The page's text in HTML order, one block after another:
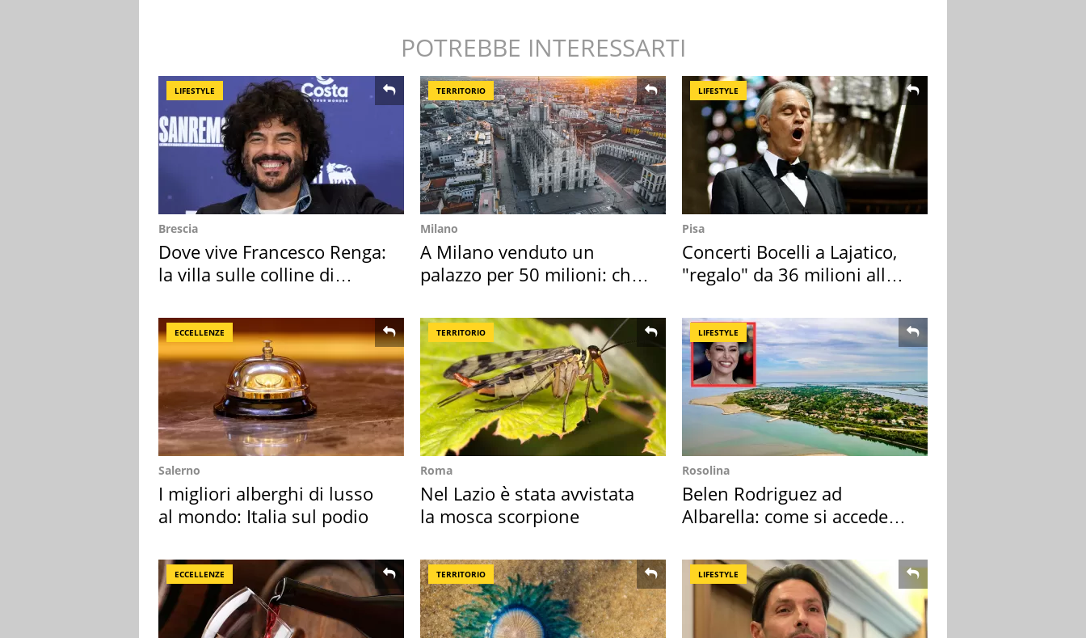
POTREBBE INTERESSARTI
LIFESTYLE
Brescia
Dove vive Francesco Renga:
la villa sulle colline di
TERRITORIO
Milano
A Milano venduto un
palazzo per 50 milioni: chi
LIFESTYLE
Pisa
Concerti Bocelli a Lajatico,
"regalo" da 36 milioni alla
ECCELLENZE
Salerno
I migliori alberghi di lusso
al mondo: Italia sul podio
TERRITORIO
Roma
Nel Lazio è stata avvistata
la mosca scorpione
LIFESTYLE
Rosolina
Belen Rodriguez ad
Albarella: come si accede
ECCELLENZE TERRITORIO LIFESTYLE